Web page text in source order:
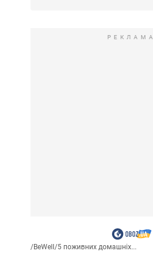
РЕКЛАМА
/BeWell /5 поживних домашніх...